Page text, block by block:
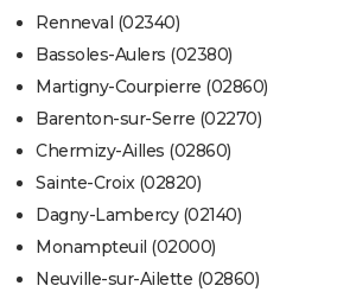
Renneval (02340)
Bassoles-Aulers (02380)
Martigny-Courpierre (02860)
Barenton-sur-Serre (02270)
Chermizy-Ailles (02860)
Sainte-Croix (02820)
Dagny-Lambercy (02140)
Monampteuil (02000)
Neuville-sur-Ailette (02860)